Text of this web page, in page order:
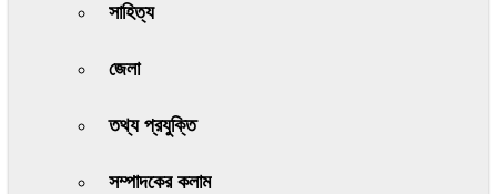
সাহিত্য
জেলা
তথ্য প্রযুক্তি
সম্পাদকের কলাম